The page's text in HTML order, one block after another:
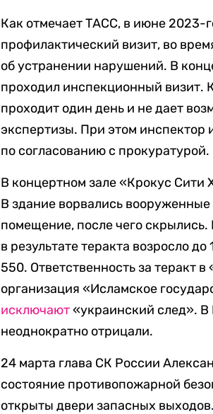
Как отмечает ТАСС, в июне 2023-
профилактический визит, во
об устранении нарушений. В
проходил инспекционный визит.
проходит один день и не дает
экспертизы. При этом инспектор
по согласованию с прокуратурой.
В концертном зале «Крокус Сити
В здание ворвались
помещение, после чего
в результате теракта возросло
550. Ответственность за теракт
организация «Исламское
исключают«украинский след».
неоднократно отрицали.
24 марта глава СК России
состояние противопожарной
открыты двери запасных выходов.